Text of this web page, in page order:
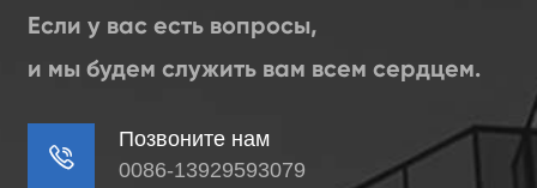
Если у вас есть вопросы,
и мы будем служить вам всем сердцем.

Позвоните нам
0086-13929593079